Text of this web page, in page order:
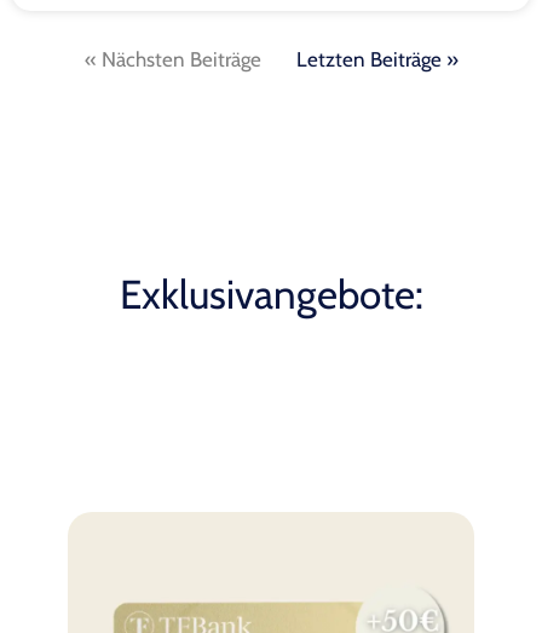
« Nächsten Beiträge Letzten Beiträge »
Exklusivangebote: